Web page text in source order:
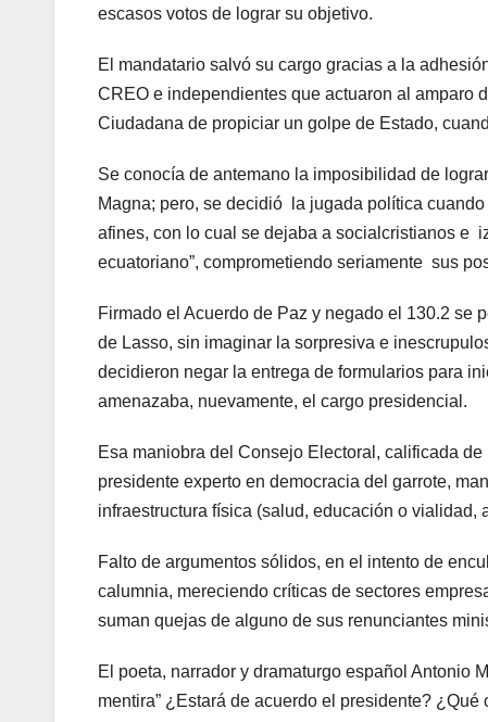
escasos votos de lograr su objetivo.
El mandatario salvó su cargo gracias a la
CREO e independientes que actuaron al amparo
Ciudadana de propiciar un golpe de Estado,
Se conocía de antemano la imposibilidad de
Magna; pero, se decidió la jugada política
afines, con lo cual se dejaba a socialcristianos e
ecuatoriano”, comprometiendo seriamente sus
Firmado el Acuerdo de Paz y negado el 130.2 se
de Lasso, sin imaginar la sorpresiva e
decidieron negar la entrega de formularios para
amenazaba, nuevamente, el cargo presidencial.
Esa maniobra del Consejo Electoral, calificada
presidente experto en democracia del garrote,
infraestructura física (salud, educación o
Falto de argumentos sólidos, en el intento de
calumnia, mereciendo críticas de sectores
suman quejas de alguno de sus renunciantes
El poeta, narrador y dramaturgo español Antonio
mentira” ¿Estará de acuerdo el presidente?